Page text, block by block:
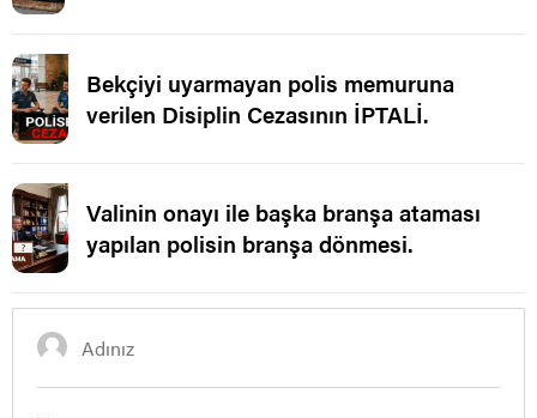
Bekçiyi uyarmayan polis memuruna
verilen Disiplin Cezasının İPTALİ.
Valinin onayı ile başka branşa ataması
yapılan polisin branşa dönmesi.